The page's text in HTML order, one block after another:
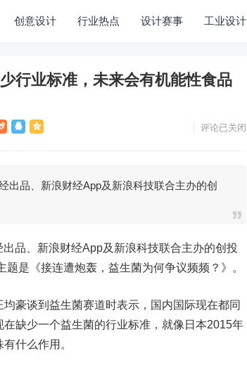
创意设计 行业热点 设计赛事 工业设计
行业标准，未来会有机能性食品
评论已关闭
品、新浪财经App及新浪科技联合主办的创
、新浪财经App及新浪科技联合主办的创投
是《接连遭炮轰，益生菌为何争议频频？》。
谈到益生菌赛道时表示，国内国际现在都同
缺少一个益生菌的行业标准，就像日本2015年
什么作用。